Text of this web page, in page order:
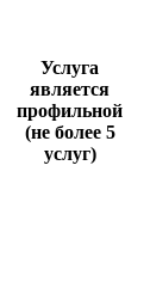
Услуга
является
профильной
(не более 5
услуг)